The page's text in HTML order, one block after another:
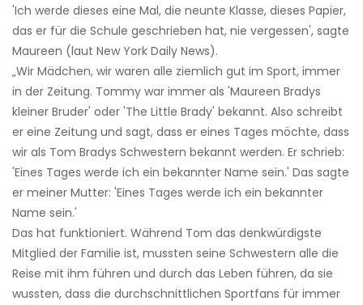
'Ich werde dieses eine Mal, die neunte Klasse, dieses Papier,
das er für die Schule geschrieben hat, nie vergessen', sagte
Maureen (laut New York Daily News).
„Wir Mädchen, wir waren alle ziemlich gut im Sport, immer
in der Zeitung. Tommy war immer als 'Maureen Bradys
kleiner Bruder' oder 'The Little Brady' bekannt. Also schreibt
er eine Zeitung und sagt, dass er eines Tages möchte, dass
wir als Tom Bradys Schwestern bekannt werden. Er schrieb:
'Eines Tages werde ich ein bekannter Name sein.' Das sagte
er meiner Mutter: 'Eines Tages werde ich ein bekannter
Name sein.'
Das hat funktioniert. Während Tom das denkwürdigste
Mitglied der Familie ist, mussten seine Schwestern alle die
Reise mit ihm führen und durch das Leben führen, da sie
wussten, dass die durchschnittlichen Sportfans für immer